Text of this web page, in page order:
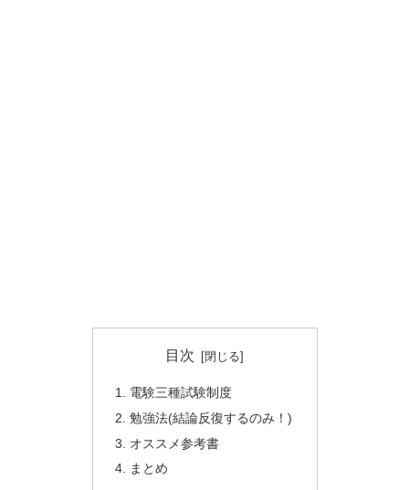
目次
電験三種試験制度
勉強法(結論反復するのみ！)
オススメ参考書
まとめ